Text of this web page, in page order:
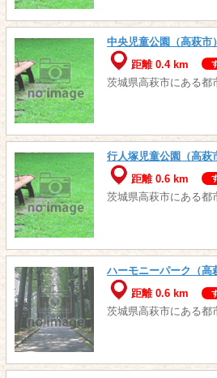
中央児童公園（高萩市）
距離 0.4 km
茨城県高萩市にある都
行人塚児童公園（高萩
距離 0.6 km
茨城県高萩市にある都
ハーモニーパーク（高
距離 0.6 km
茨城県高萩市にある都